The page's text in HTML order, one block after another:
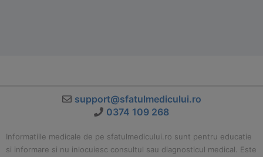
support@sfatulmedicului.ro
0374 109 268
Informatiile medicale de pe sfatulmedicului.ro sunt pentru educatie
si informare si nu inlocuiesc consultul sau diagnosticul medical. Este